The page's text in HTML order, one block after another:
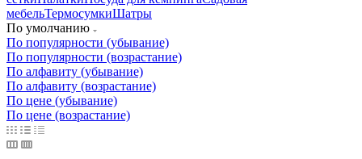
мебельТермосумкиШатры
По умолчанию
По популярности (убывание)
По популярности (возрастание)
По алфавиту (убывание)
По алфавиту (возрастание)
По цене (убывание)
По цене (возрастание)